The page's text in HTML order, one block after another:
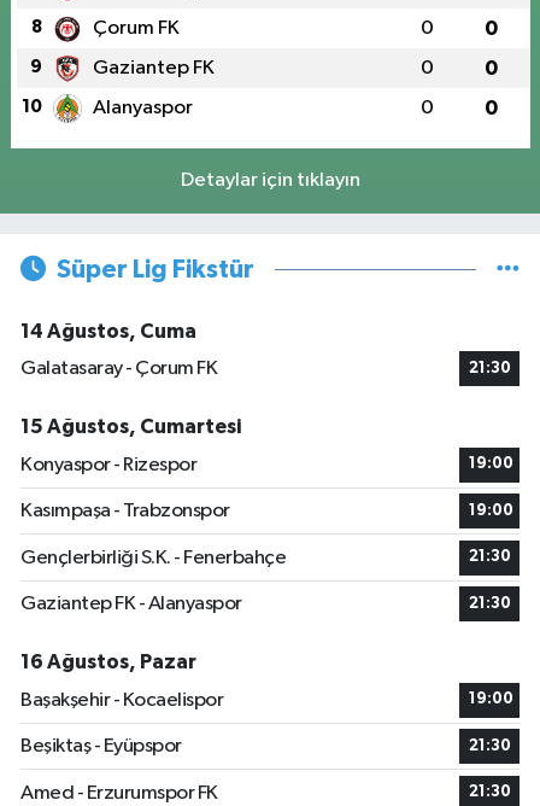
8 Çorum FK 0 0
9 Gaziantep FK 0 0
10 Alanyaspor 0 0
Detaylar için tıklayın
Süper Lig Fikstür
14 Ağustos, Cuma
Galatasaray - Çorum FK
21:30
15 Ağustos, Cumartesi
Konyaspor - Rizespor
19:00
Kasımpaşa - Trabzonspor 19:00
Gençlerbirliği S.K. - Fenerbahçe 21:30
Gaziantep FK - Alanyaspor 21:30
16 Ağustos, Pazar
Başakşehir - Kocaelispor
19:00
Beşiktaş - Eyüpspor 21:30
Amed - Erzurumspor FK 21:30